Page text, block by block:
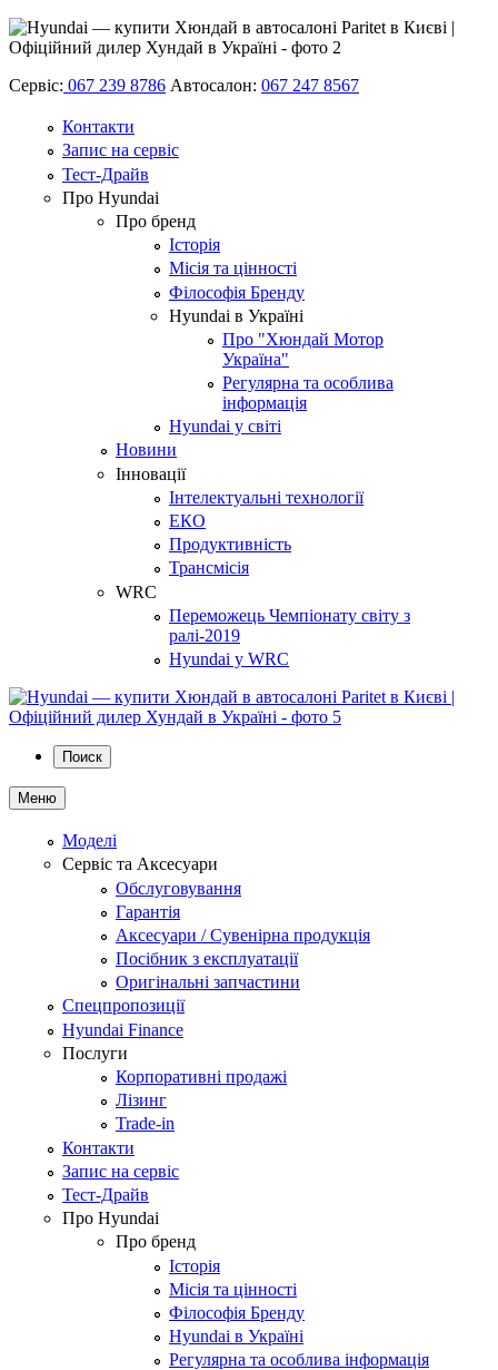
Сервіс: 067 239 8786 Автосалон: 067 247 8567
Контакти
Запис на сервіс
Тест-Драйв
Про Hyundai
Про бренд
Історія
Місія та цінності
Філософія Бренду
Hyundai в Україні
Про "Хюндай Мотор
Україна"
Регулярна та особлива
інформація
Hyundai у світі
Новини
Інновації
Інтелектуальні технології
ЕКО
Продуктивність
Трансмісія
WRC
Переможець Чемпіонату світу з
ралі-2019
Hyundai у WRC
Поиск
Меню
Моделі
Сервіс та Аксесуари
Обслуговування
Гарантія
Аксесуари / Сувенірна продукція
Посібник з експлуатації
Оригінальні запчастини
Спецпропозиції
Hyundai Finance
Послуги
Корпоративні продажі
Лізинг
Trade-in
Контакти
Запис на сервіс
Тест-Драйв
Про Hyundai
Про бренд
Історія
Місія та цінності
Філософія Бренду
Hyundai в Україні
Регулярна та особлива інформація